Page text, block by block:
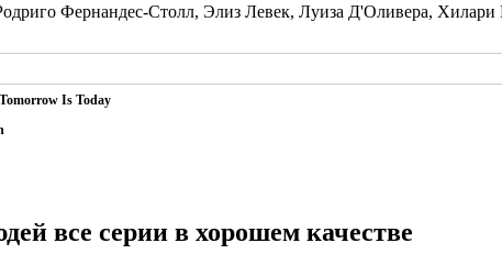
Фернандес-Столл, Элиз Левек, Луиза Д'Оливера,
Is Today
все серии в хорошем качестве